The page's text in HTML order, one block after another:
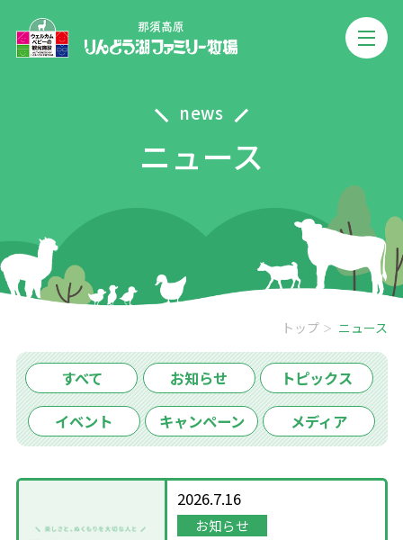
news
ニュース
トップ ニュース
すべて お知らせ トピックス
イベント キャンペーン メディア
2026.7.16
お知らせ